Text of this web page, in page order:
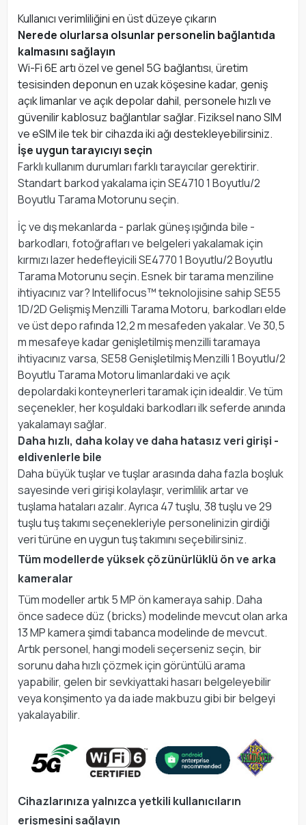
Kullanıcı verimliliğini en üst düzeye çıkarın
Nerede olurlarsa olsunlar personelin bağlantıda
kalmasını sağlayın
Wi-Fi 6E artı özel ve genel 5G bağlantısı, üretim
tesisinden deponun en uzak köşesine kadar, geniş
açık limanlar ve açık depolar dahil, personele hızlı ve
güvenilir kablosuz bağlantılar sağlar. Fiziksel nano SIM
ve eSIM ile tek bir cihazda iki ağı destekleyebilirsiniz.
İşe uygun tarayıcıyı seçin
Farklı kullanım durumları farklı tarayıcılar gerektirir.
Standart barkod yakalama için SE4710 1 Boyutlu/2
Boyutlu Tarama Motorunu seçin.
İç ve dış mekanlarda - parlak güneş ışığında bile -
barkodları, fotoğrafları ve belgeleri yakalamak için
kırmızı lazer hedefleyicili SE4770 1 Boyutlu/2 Boyutlu
Tarama Motorunu seçin. Esnek bir tarama menziline
ihtiyacınız var? Intellifocus™ teknolojisine sahip SE55
1D/2D Gelişmiş Menzilli Tarama Motoru, barkodları elde
ve üst depo rafında 12,2 m mesafeden yakalar. Ve 30,5
m mesafeye kadar genişletilmiş menzilli taramaya
ihtiyacınız varsa, SE58 Genişletilmiş Menzilli 1 Boyutlu/2
Boyutlu Tarama Motoru limanlardaki ve açık
depolardaki konteynerleri taramak için idealdir. Ve tüm
seçenekler, her koşuldaki barkodları ilk seferde anında
yakalamayı sağlar.
Daha hızlı, daha kolay ve daha hatasız veri girişi -
eldivenlerle bile
Daha büyük tuşlar ve tuşlar arasında daha fazla boşluk
sayesinde veri girişi kolaylaşır, verimlilik artar ve
tuşlama hataları azalır. Ayrıca 47 tuşlu, 38 tuşlu ve 29
tuşlu tuş takımı seçenekleriyle personelinizin girdiği
veri türüne en uygun tuş takımını seçebilirsiniz.
Tüm modellerde yüksek çözünürlüklü ön ve arka
kameralar
Tüm modeller artık 5 MP ön kameraya sahip. Daha
önce sadece düz (bricks) modelinde mevcut olan arka
13 MP kamera şimdi tabanca modelinde de mevcut.
Artık personel, hangi modeli seçerseniz seçin, bir
sorunu daha hızlı çözmek için görüntülü arama
yapabilir, gelen bir sevkiyattaki hasarı belgeleyebilir
veya konşimento ya da iade makbuzu gibi bir belgeyi
yakalayabilir.
Cihazlarınıza yalnızca yetkili kullanıcıların
erişmesini sağlayın